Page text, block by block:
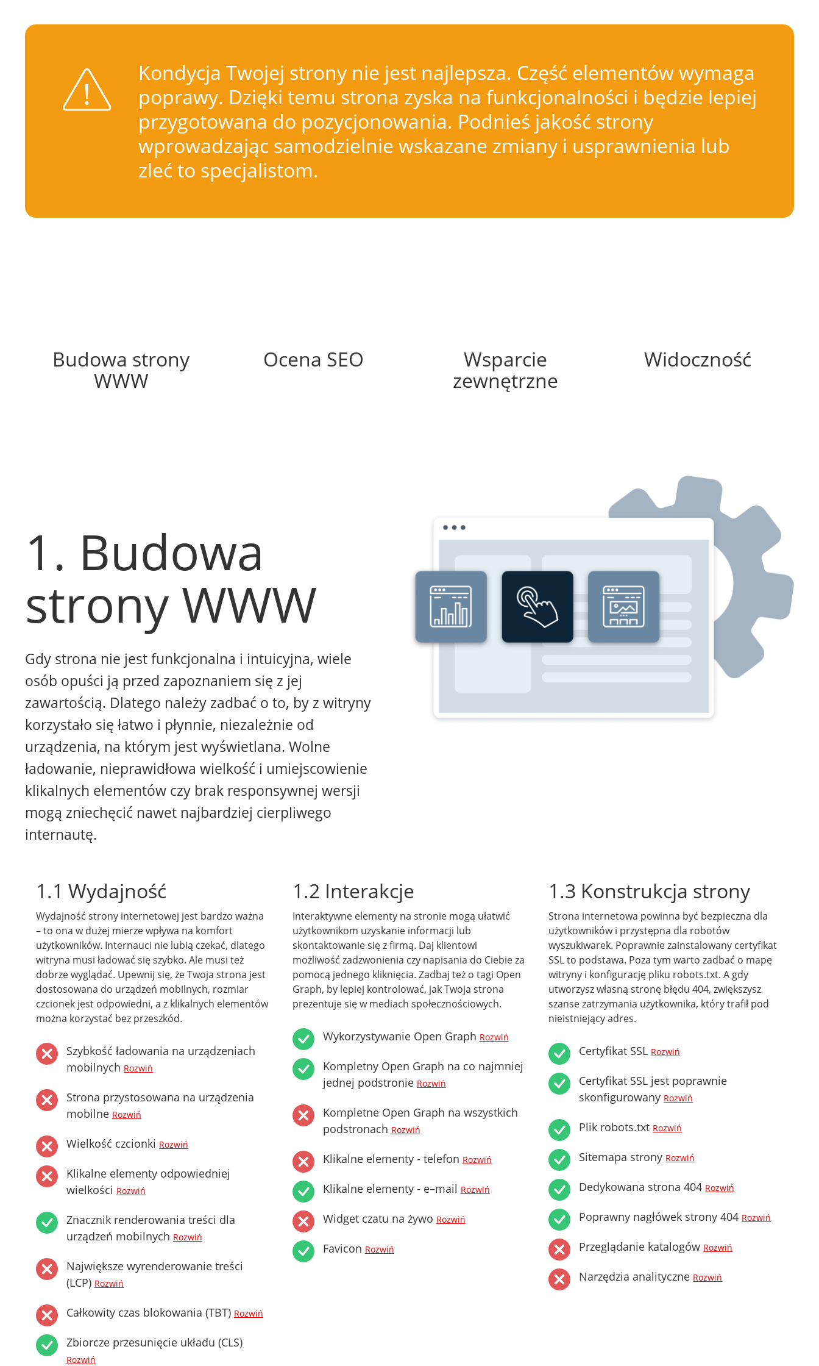
Kondycja Twojej strony nie jest najlepsza. Część elementów wymaga
poprawy. Dzięki temu strona zyska na funkcjonalności i będzie lepiej
przygotowana do pozycjonowania. Podnieś jakość strony
wprowadzając samodzielnie wskazane zmiany i usprawnienia lub
zleć to specjalistom.
Budowa strony
WWW
Ocena SEO
Wsparcie
zewnętrzne
Widoczność
1. Budowa
strony WWW
Gdy strona nie jest funkcjonalna i intuicyjna, wiele
osób opuści ją przed zapoznaniem się z jej
zawartością. Dlatego należy zadbać o to, by z witryny
korzystało się łatwo i płynnie, niezależnie od
urządzenia, na którym jest wyświetlana. Wolne
ładowanie, nieprawidłowa wielkość i umiejscowienie
klikalnych elementów czy brak responsywnej wersji
mogą zniechęcić nawet najbardziej cierpliwego
internautę.
1.1 Wydajność
Wydajność strony internetowej jest bardzo ważna
– to ona w dużej mierze wpływa na komfort
użytkowników. Internauci nie lubią czekać, dlatego
witryna musi ładować się szybko. Ale musi też
dobrze wyglądać. Upewnij się, że Twoja strona jest
dostosowana do urządzeń mobilnych, rozmiar
czcionek jest odpowiedni, a z klikalnych elementów
można korzystać bez przeszkód.
Szybkość ładowania na urządzeniach
mobilnych Rozwiń
Strona przystosowana na urządzenia
mobilne Rozwiń
Wielkość czcionki Rozwiń
Klikalne elementy odpowiedniej
wielkości Rozwiń
Znacznik renderowania treści dla
urządzeń mobilnych Rozwiń
Największe wyrenderowanie treści
(LCP) Rozwiń
Całkowity czas blokowania (TBT) Rozwiń
Zbiorcze przesunięcie układu (CLS)
Rozwiń
1.2 Interakcje
Interaktywne elementy na stronie mogą ułatwić
użytkownikom uzyskanie informacji lub
skontaktowanie się z firmą. Daj klientowi
możliwość zadzwonienia czy napisania do Ciebie za
pomocą jednego kliknięcia. Zadbaj też o tagi Open
Graph, by lepiej kontrolować, jak Twoja strona
prezentuje się w mediach społecznościowych.
Wykorzystywanie Open Graph Rozwiń
Kompletny Open Graph na co najmniej
jednej podstronie Rozwiń
Kompletne Open Graph na wszystkich
podstronach Rozwiń
Klikalne elementy - telefon Rozwiń
Klikalne elementy - e–mail Rozwiń
Widget czatu na żywo Rozwiń
Favicon Rozwiń
1.3 Konstrukcja strony
Strona internetowa powinna być bezpieczna dla
użytkowników i przystępna dla robotów
wyszukiwarek. Poprawnie zainstalowany certyfikat
SSL to podstawa. Poza tym warto zadbać o mapę
witryny i konfigurację pliku robots.txt. A gdy
utworzysz własną stronę błędu 404, zwiększysz
szanse zatrzymania użytkownika, który trafił pod
nieistniejący adres.
Certyfikat SSL Rozwiń
Certyfikat SSL jest poprawnie
skonfigurowany Rozwiń
Plik robots.txt Rozwiń
Sitemapa strony Rozwiń
Dedykowana strona 404 Rozwiń
Poprawny nagłówek strony 404 Rozwiń
Przeglądanie katalogów Rozwiń
Narzędzia analityczne Rozwiń